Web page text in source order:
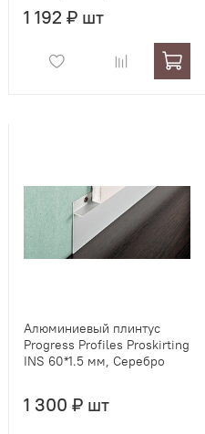
1 192 ₽ шт
Алюминиевый плинтус
Progress Profiles Proskirting
INS 60*1.5 мм, Серебро
1 300 ₽ шт